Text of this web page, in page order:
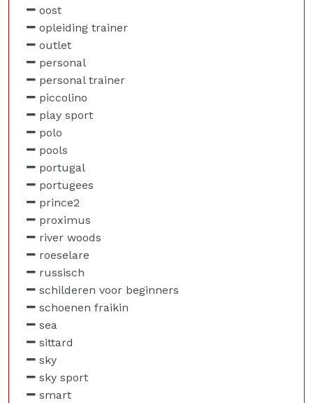
oost
opleiding trainer
outlet
personal
personal trainer
piccolino
play sport
polo
pools
portugal
portugees
prince2
proximus
river woods
roeselare
russisch
schilderen voor beginners
schoenen fraikin
sea
sittard
sky
sky sport
smart